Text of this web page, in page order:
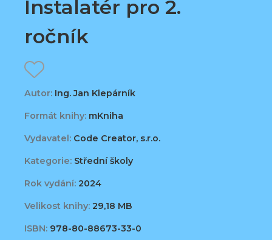
Instalatér pro 2.
ročník
Autor: Ing. Jan Klepárník
Formát knihy: mKniha
Vydavatel: Code Creator, s.r.o.
Kategorie: Střední školy
Rok vydání: 2024
Velikost knihy: 29,18 MB
ISBN: 978-80-88673-33-0